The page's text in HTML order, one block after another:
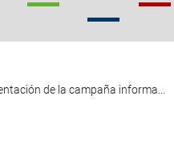
de la campaña informa...